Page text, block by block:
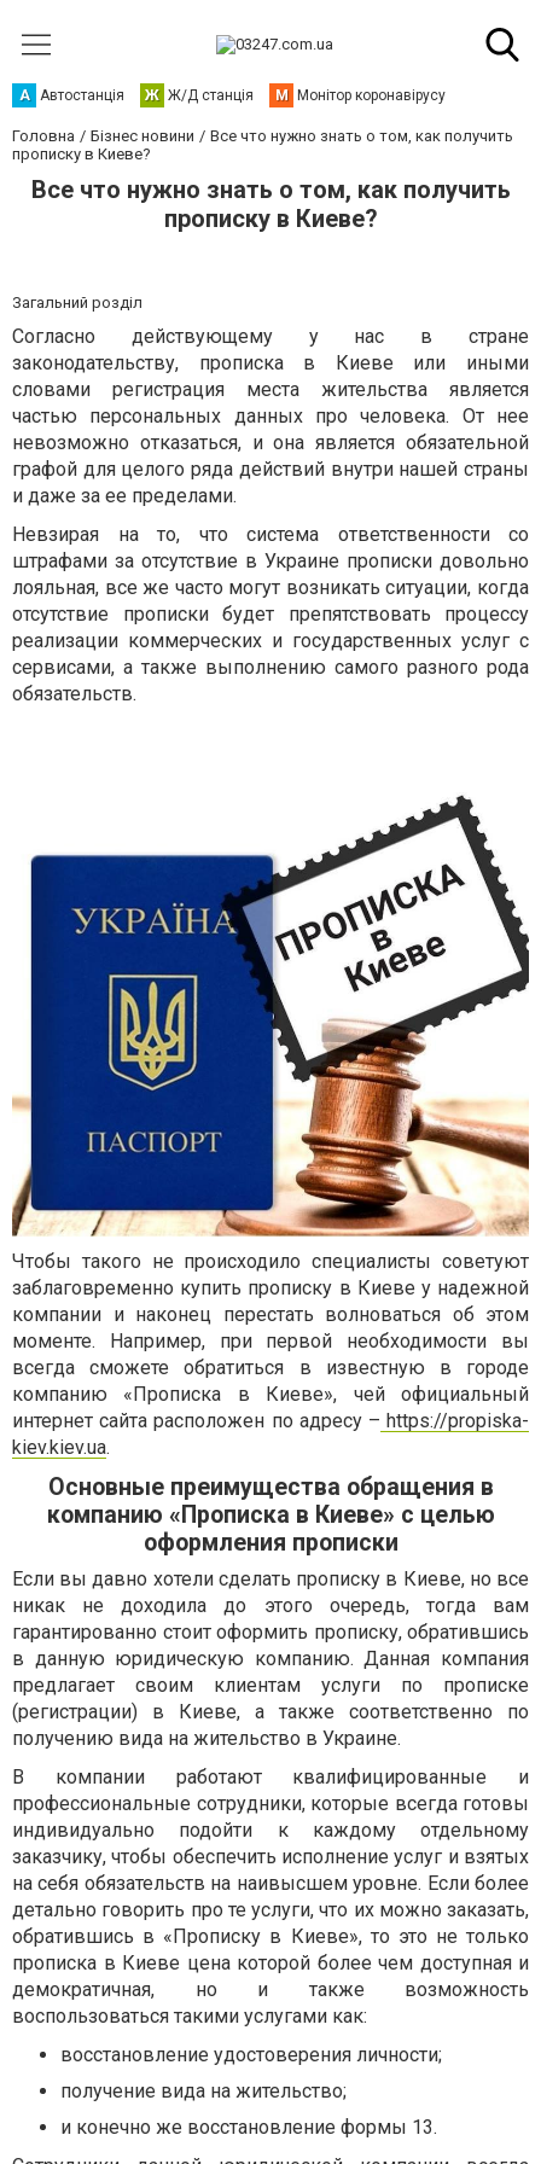
А Автостанція Ж Ж/Д станція М Монітор коронавірусу
Головна Бізнес новини
Все что нужно знать о том, как получить
прописку в Киеве?
Все что нужно знать о том, как получить
прописку в Киеве?
Загальний розділ
Согласно действующему у нас в стране
законодательству, прописка в Киеве или иными
словами регистрация места жительства является
частью персональных данных про человека. От нее
невозможно отказаться, и она является обязательной
графой для целого ряда действий внутри нашей страны
и даже за ее пределами.
Невзирая на то, что система ответственности со
штрафами за отсутствие в Украине прописки довольно
лояльная, все же часто могут возникать ситуации, когда
отсутствие прописки будет препятствовать процессу
реализации коммерческих и государственных услуг с
сервисами, а также выполнению самого разного рода
обязательств.
Чтобы такого не происходило специалисты советуют
заблаговременно купить прописку в Киеве у надежной
компании и наконец перестать волноваться об этом
моменте. Например, при первой необходимости вы
всегда сможете обратиться в известную в городе
компанию «Прописка в Киеве», чей официальный
интернет сайта расположен по адресу – https://propiska-
kiev.kiev.ua.
Основные преимущества обращения в
компанию «Прописка в Киеве» с целью
оформления прописки
Если вы давно хотели сделать прописку в Киеве, но все
никак не доходила до этого очередь, тогда вам
гарантированно стоит оформить прописку, обратившись
в данную юридическую компанию. Данная компания
предлагает своим клиентам услуги по прописке
(регистрации) в Киеве, а также соответственно по
получению вида на жительство в Украине.
В компании работают квалифицированные и
профессиональные сотрудники, которые всегда готовы
индивидуально подойти к каждому отдельному
заказчику, чтобы обеспечить исполнение услуг и взятых
на себя обязательств на наивысшем уровне. Если более
детально говорить про те услуги, что их можно заказать,
обратившись в «Прописку в Киеве», то это не только
прописка в Киеве цена которой более чем доступная и
демократичная, но и также возможность
воспользоваться такими услугами как:
восстановление удостоверения личности;
получение вида на жительство;
и конечно же восстановление формы 13.